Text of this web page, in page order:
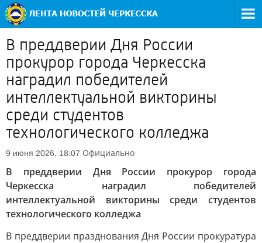
В преддверии Дня России
прокурор города Черкесска
наградил победителей
интеллектуальной викторины
среди студентов
технологического колледжа
9 июня 2026, 18:07 Официально
В преддверии Дня России прокурор города
Черкесска наградил победителей
интеллектуальной викторины среди студентов
технологического колледжа
В преддверии празднования Дня России прокуратура